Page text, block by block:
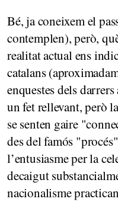
Bé, ja coneixem el
contemplen), però,
realitat actual ens
catalans
enquestes dels
un fet rellevant, però
se senten gaire
des del famós
l’entusiasme per la
decaigut
nacionalisme